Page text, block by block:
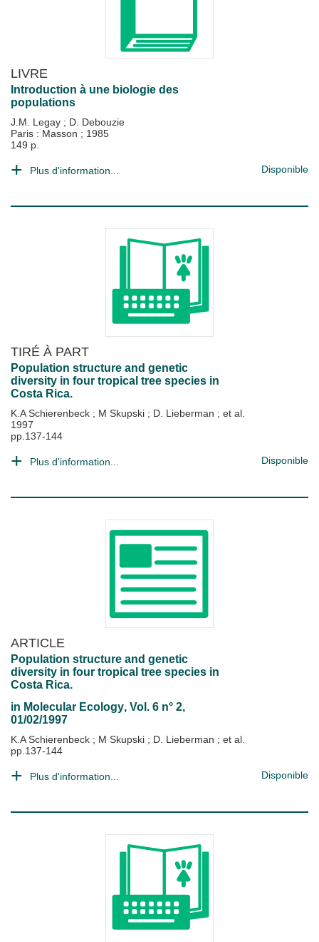
LIVRE
Introduction à une biologie des
populations
J.M. Legay ; D. Debouzie
Paris : Masson ; 1985
149 p.
Plus d'information... Disponible
TIRÉ À PART
Population structure and genetic
diversity in four tropical tree species in
Costa Rica.
K.A Schierenbeck ; M Skupski ; D. Lieberman ; et al.
1997
pp.137-144
Plus d'information... Disponible
ARTICLE
Population structure and genetic
diversity in four tropical tree species in
Costa Rica.
in Molecular Ecology, Vol. 6 n° 2,
01/02/1997
K.A Schierenbeck ; M Skupski ; D. Lieberman ; et al.
pp.137-144
Plus d'information... Disponible